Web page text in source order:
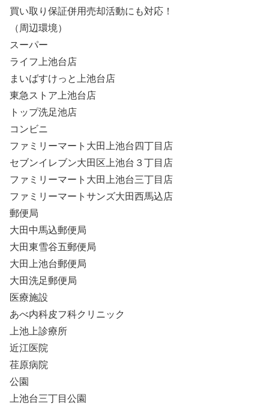
買い取り保証併用売却活動にも対応！
（周辺環境）
スーパー
ライフ上池台店
まいばすけっと上池台店
東急ストア上池台店
トップ洗足池店
コンビニ
ファミリーマート大田上池台四丁目店
セブンイレブン大田区上池台３丁目店
ファミリーマート大田上池台三丁目店
ファミリーマートサンズ大田西馬込店
郵便局
大田中馬込郵便局
大田東雪谷五郵便局
大田上池台郵便局
大田洗足郵便局
医療施設
あべ内科皮フ科クリニック
上池上診療所
近江医院
荏原病院
公園
上池台三丁目公園